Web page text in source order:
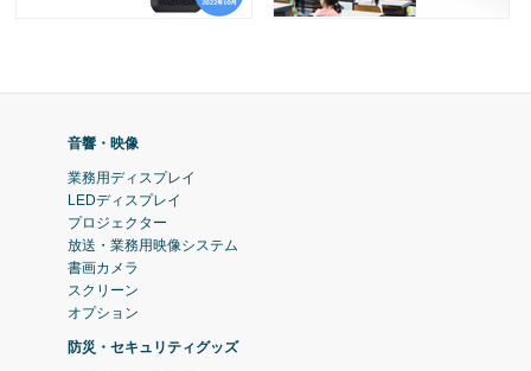
音響・映像
業務用ディスプレイ
LEDディスプレイ
プロジェクター
放送・業務用映像システム
書画カメラ
スクリーン
オプション
防災・セキュリティグッズ